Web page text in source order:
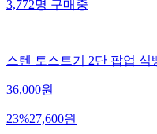
3,772명구매중
스텐 토스트기 2단 팝업 식
36,000원
23%27,600원